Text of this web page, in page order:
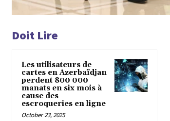
Doit Lire
Les utilisateurs de
cartes en Azerbaïdjan
perdent 800 000
manats en six mois à
cause des
escroqueries en ligne
October 23, 2025